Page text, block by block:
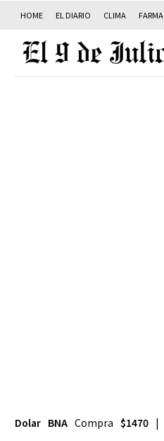
HOME EL DIARIO CLIMA
Dolar BNACompra $1470|